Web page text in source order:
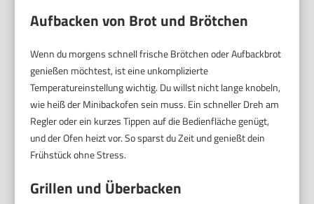
Aufbacken von Brot und Brötchen
Wenn du morgens schnell frische Brötchen oder Aufbackbrot
genießen möchtest, ist eine unkomplizierte
Temperatureinstellung wichtig. Du willst nicht lange knobeln,
wie heiß der Minibackofen sein muss. Ein schneller Dreh am
Regler oder ein kurzes Tippen auf die Bedienfläche genügt,
und der Ofen heizt vor. So sparst du Zeit und genießt dein
Frühstück ohne Stress.
Grillen und Überbacken